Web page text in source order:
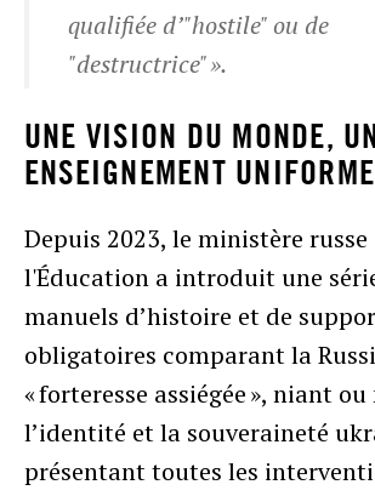
qualifiée d’"hostile" ou de
"destructrice" ».
UNE VISION DU MONDE,
ENSEIGNEMENT UNIFORME
Depuis 2023, le ministère russe
l'Éducation a introduit une
manuels d’histoire et de
obligatoires comparant la
« forteresse assiégée », niant
l’identité et la souveraineté
présentant toutes les